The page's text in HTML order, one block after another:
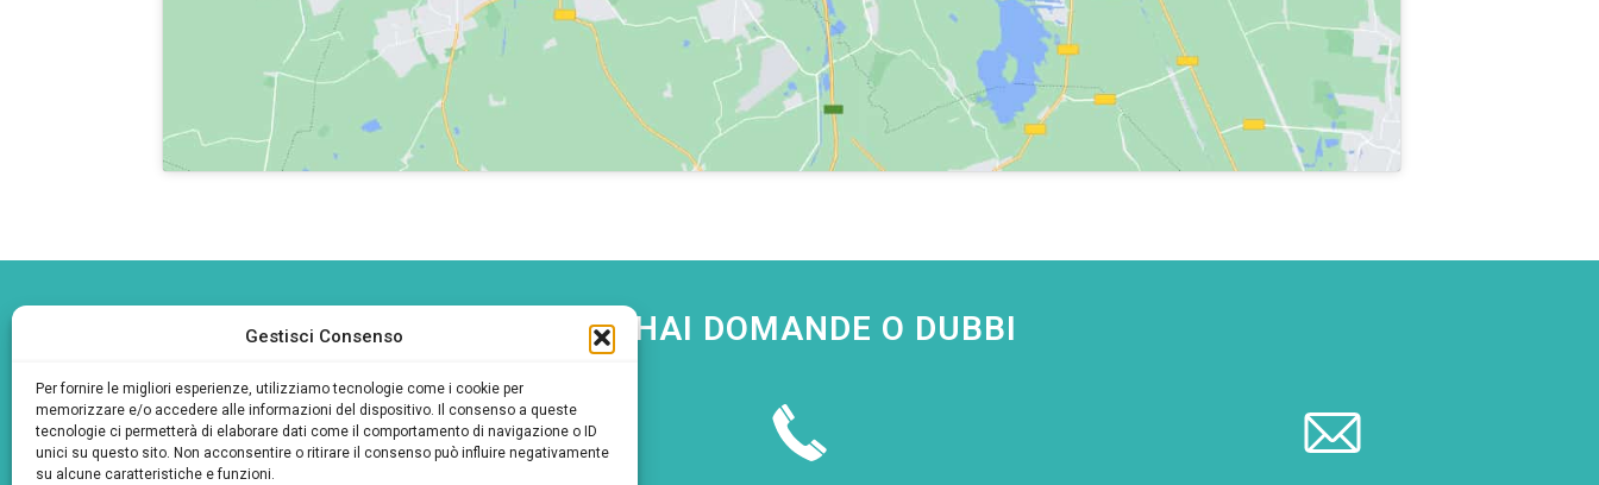
Gestisci Consenso
Per fornire le migliori esperienze, utilizziamo tecnologie come i cookie per
memorizzare e/o accedere alle informazioni del dispositivo. Il consenso a queste
tecnologie ci permetterà di elaborare dati come il comportamento di navigazione o ID
unici su questo sito. Non acconsentire o ritirare il consenso può influire negativamente
su alcune caratteristiche e funzioni.
SE HAI DOMANDE O DUBBI